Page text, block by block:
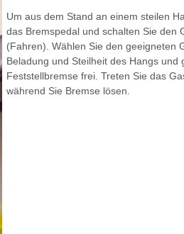
Um aus dem Stand an einem steilen
das Bremspedal und schalten Sie den
(Fahren). Wählen Sie den geeigneten
Beladung und Steilheit des Hangs und
Feststellbremse frei. Treten Sie das
während Sie Bremse lösen.